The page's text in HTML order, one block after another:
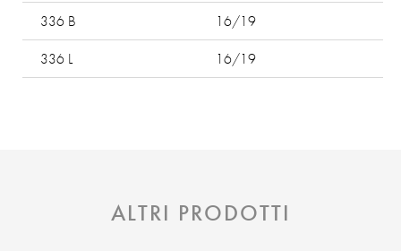
336 B
16/19
336 L
16/19
ALTRI PRODOTTI